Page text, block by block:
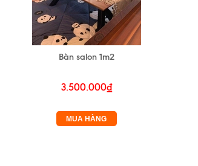
Bàn salon 1m2
3.500.000₫
MUA HÀNG